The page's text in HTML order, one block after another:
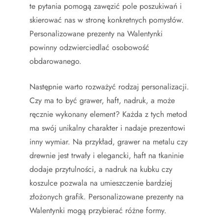
te pytania pomogą zawęzić pole poszukiwań i
skierować nas w stronę konkretnych pomysłów.
Personalizowane prezenty na Walentynki
powinny odzwierciedlać osobowość
obdarowanego.
Następnie warto rozważyć rodzaj personalizacji.
Czy ma to być grawer, haft, nadruk, a może
ręcznie wykonany element? Każda z tych metod
ma swój unikalny charakter i nadaje prezentowi
inny wymiar. Na przykład, grawer na metalu czy
drewnie jest trwały i elegancki, haft na tkaninie
dodaje przytulności, a nadruk na kubku czy
koszulce pozwala na umieszczenie bardziej
złożonych grafik. Personalizowane prezenty na
Walentynki mogą przybierać różne formy.